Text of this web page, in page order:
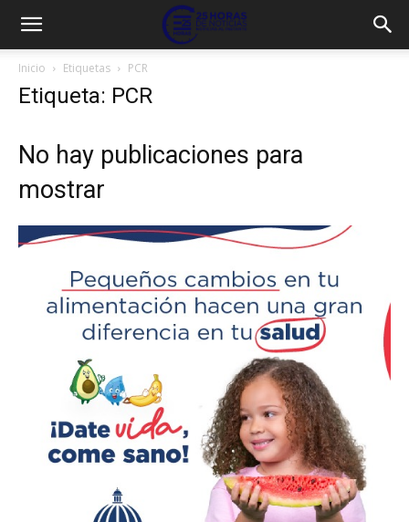
Inicio Etiquetas PCR
Etiqueta: PCR
No hay publicaciones para
mostrar